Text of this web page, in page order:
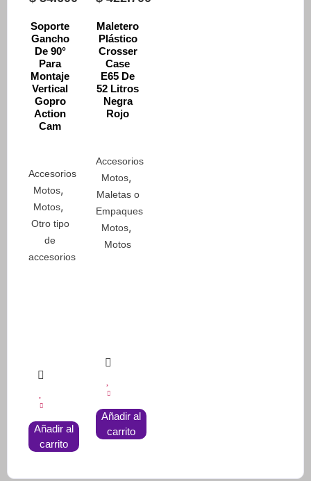
Soporte
Gancho
De 90°
Para
Montaje
Vertical
Gopro
Action
Cam
Accesorios
Motos,
Motos,
Otro tipo
de
accesorios
Añadir al
carrito
Maletero
Plástico
Crosser
Case
E65 De
52 Litros
Negra
Rojo
Accesorios
Motos,
Maletas o
Empaques
Motos,
Motos
Añadir al
carrito